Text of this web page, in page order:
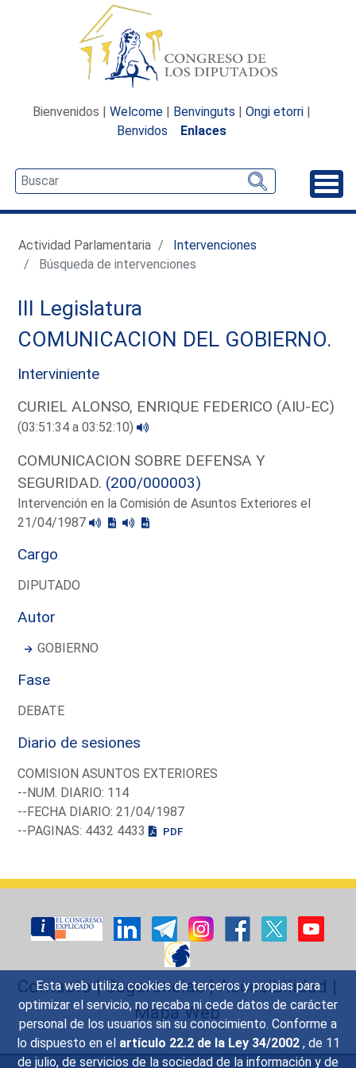
Esta web utiliza cookies de terceros y propias para
optimizar el servicio, no recaba ni cede datos de carácter
personal de los usuarios sin su conocimiento. Conforme a
lo dispuesto en el artículo 22.2 de la Ley 34/2002 , de 11
de julio, de servicios de la sociedad de la información y de
Bienvenidos | Welcome | Benvinguts | Ongi etorri |
Benvidos
Enlaces
Actividad Parlamentaria
Intervenciones
Búsqueda de intervenciones
III Legislatura
COMUNICACION DEL GOBIERNO.
Interviniente
CURIEL ALONSO, ENRIQUE FEDERICO (AIU-EC)
(03:51:34 a 03:52:10)
COMUNICACION SOBRE DEFENSA Y
SEGURIDAD. (200/000003)
Intervención en la Comisión de Asuntos Exteriores el
21/04/1987
Cargo
DIPUTADO
Autor
GOBIERNO
Fase
DEBATE
Diario de sesiones
COMISION ASUNTOS EXTERIORES
--NUM. DIARIO: 114
--FECHA DIARIO: 21/04/1987
--PAGINAS: 4432 4433
PDF
Contacto|Sugerencias|Accesibilidad |
Mapa Web